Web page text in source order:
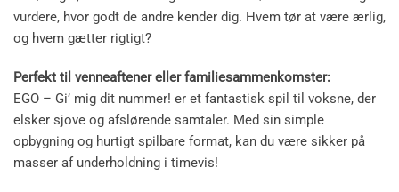
vurdere, hvor godt de andre kender dig. Hvem tør at være ærlig,
og hvem gætter rigtigt?
Perfekt til venneaftener eller familiesammenkomster:
EGO – Gi’ mig dit nummer! er et fantastisk spil til voksne, der
elsker sjove og afslørende samtaler. Med sin simple
opbygning og hurtigt spilbare format, kan du være sikker på
masser af underholdning i timevis!